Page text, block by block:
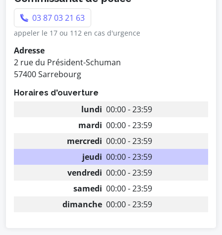
03 87 03 21 63
appeler le 17 ou 112 en cas d'urgence
Adresse
2 rue du Président-Schuman
57400 Sarrebourg
Horaires d'ouverture
lundi 00:00 - 23:59
mardi 00:00 - 23:59
mercredi 00:00 - 23:59
jeudi 00:00 - 23:59
vendredi 00:00 - 23:59
samedi 00:00 - 23:59
dimanche 00:00 - 23:59